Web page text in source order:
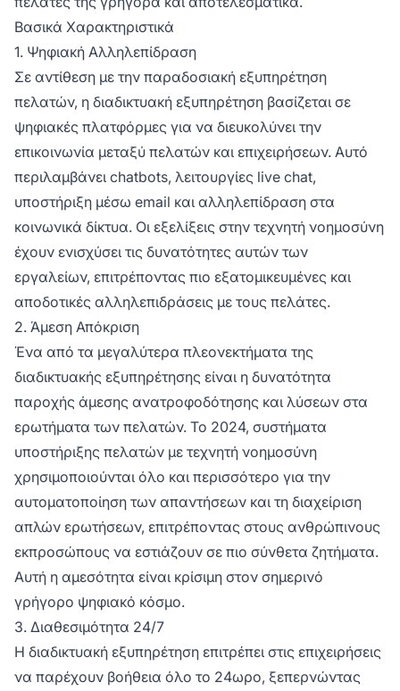
Βασικά Χαρακτηριστικά
1. Ψηφιακή Αλληλεπίδραση
Σε αντίθεση με την παραδοσιακή εξυπηρέτηση
πελατών, η διαδικτυακή εξυπηρέτηση βασίζεται σε
ψηφιακές πλατφόρμες για να διευκολύνει την
επικοινωνία μεταξύ πελατών και επιχειρήσεων. Αυτό
περιλαμβάνει chatbots, λειτουργίες live chat,
υποστήριξη μέσω email και αλληλεπίδραση στα
κοινωνικά δίκτυα. Οι εξελίξεις στην τεχνητή νοημοσύνη
έχουν ενισχύσει τις δυνατότητες αυτών των
εργαλείων, επιτρέποντας πιο εξατομικευμένες και
αποδοτικές αλληλεπιδράσεις με τους πελάτες.
2. Άμεση Απόκριση
Ένα από τα μεγαλύτερα πλεονεκτήματα της
διαδικτυακής εξυπηρέτησης είναι η δυνατότητα
παροχής άμεσης ανατροφοδότησης και λύσεων στα
ερωτήματα των πελατών. Το 2024, συστήματα
υποστήριξης πελατών με τεχνητή νοημοσύνη
χρησιμοποιούνται όλο και περισσότερο για την
αυτοματοποίηση των απαντήσεων και τη διαχείριση
απλών ερωτήσεων, επιτρέποντας στους ανθρώπινους
εκπροσώπους να εστιάζουν σε πιο σύνθετα ζητήματα.
Αυτή η αμεσότητα είναι κρίσιμη στον σημερινό
γρήγορο ψηφιακό κόσμο.
3. Διαθεσιμότητα 24/7
Η διαδικτυακή εξυπηρέτηση επιτρέπει στις επιχειρήσεις
να παρέχουν βοήθεια όλο το 24ωρο, ξεπερνώντας